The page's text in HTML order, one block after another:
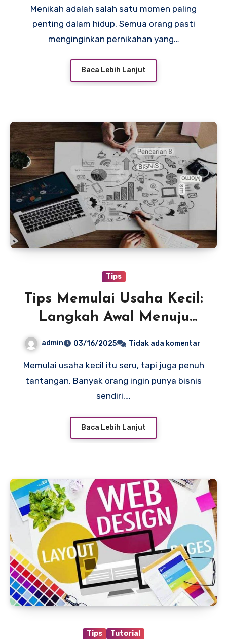
Menikah adalah salah satu momen paling
penting dalam hidup. Semua orang pasti
menginginkan pernikahan yang…
Baca Lebih Lanjut
Tips
Tips Memulai Usaha Kecil:
Langkah Awal Menuju
admin 03/16/2025 Tidak ada komentar
Memulai usaha kecil itu seru, tapi juga penuh
tantangan. Banyak orang ingin punya bisnis
sendiri,…
Baca Lebih Lanjut
Tips Tutorial